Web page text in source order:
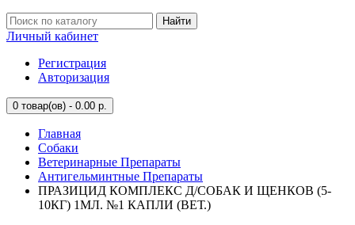
Найти
Личный кабинет
Регистрация
Авторизация
0 товар(ов) - 0.00 р.
Главная
Собаки
Ветеринарные Препараты
Антигельминтные Препараты
ПРАЗИЦИД КОМПЛЕКС Д/СОБАК И ЩЕНКОВ (5-
10КГ) 1МЛ. №1 КАПЛИ (ВЕТ.)